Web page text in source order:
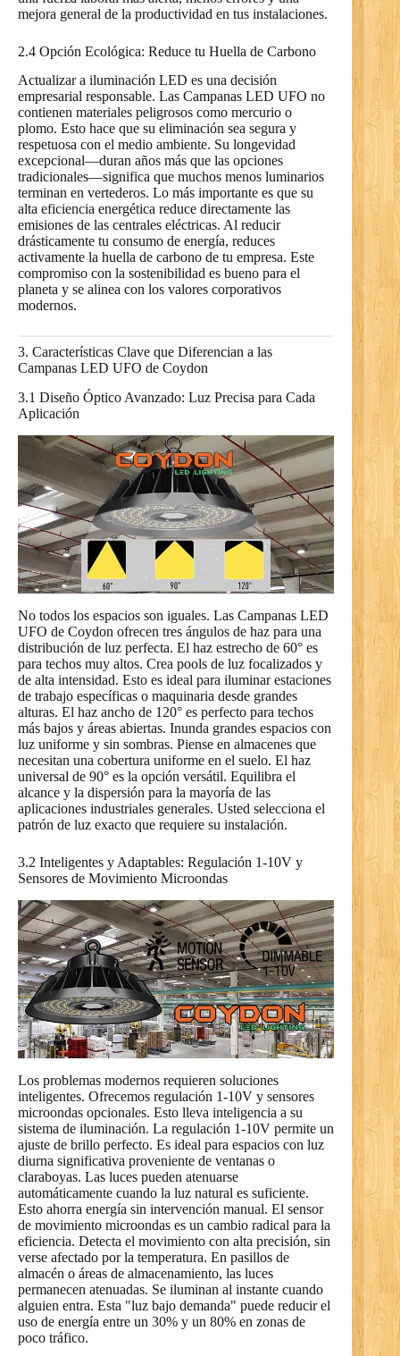
mejora general de la productividad en tus instalaciones.
2.4 Opción Ecológica: Reduce tu Huella de Carbono
Actualizar a iluminación LED es una decisión
empresarial responsable. Las Campanas LED UFO no
contienen materiales peligrosos como mercurio o
plomo. Esto hace que su eliminación sea segura y
respetuosa con el medio ambiente. Su longevidad
excepcional—duran años más que las opciones
tradicionales—significa que muchos menos luminarios
terminan en vertederos. Lo más importante es que su
alta eficiencia energética reduce directamente las
emisiones de las centrales eléctricas. Al reducir
drásticamente tu consumo de energía, reduces
activamente la huella de carbono de tu empresa. Este
compromiso con la sostenibilidad es bueno para el
planeta y se alinea con los valores corporativos
modernos.
3. Características Clave que Diferencian a las
Campanas LED UFO de Coydon
3.1 Diseño Óptico Avanzado: Luz Precisa para Cada
Aplicación
No todos los espacios son iguales. Las Campanas LED
UFO de Coydon ofrecen tres ángulos de haz para una
distribución de luz perfecta. El haz estrecho de 60° es
para techos muy altos. Crea pools de luz focalizados y
de alta intensidad. Esto es ideal para iluminar estaciones
de trabajo específicas o maquinaria desde grandes
alturas. El haz ancho de 120° es perfecto para techos
más bajos y áreas abiertas. Inunda grandes espacios con
luz uniforme y sin sombras. Piense en almacenes que
necesitan una cobertura uniforme en el suelo. El haz
universal de 90° es la opción versátil. Equilibra el
alcance y la dispersión para la mayoría de las
aplicaciones industriales generales. Usted selecciona el
patrón de luz exacto que requiere su instalación.
3.2 Inteligentes y Adaptables: Regulación 1-10V y
Sensores de Movimiento Microondas
Los problemas modernos requieren soluciones
inteligentes. Ofrecemos regulación 1-10V y sensores
microondas opcionales. Esto lleva inteligencia a su
sistema de iluminación. La regulación 1-10V permite un
ajuste de brillo perfecto. Es ideal para espacios con luz
diurna significativa proveniente de ventanas o
claraboyas. Las luces pueden atenuarse
automáticamente cuando la luz natural es suficiente.
Esto ahorra energía sin intervención manual. El sensor
de movimiento microondas es un cambio radical para la
eficiencia. Detecta el movimiento con alta precisión, sin
verse afectado por la temperatura. En pasillos de
almacén o áreas de almacenamiento, las luces
permanecen atenuadas. Se iluminan al instante cuando
alguien entra. Esta "luz bajo demanda" puede reducir el
uso de energía entre un 30% y un 80% en zonas de
poco tráfico.